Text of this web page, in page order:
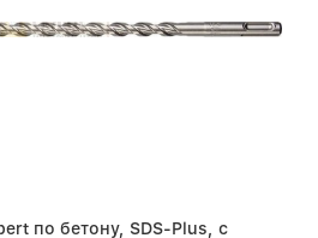
по бетону, SDS-Plus, с